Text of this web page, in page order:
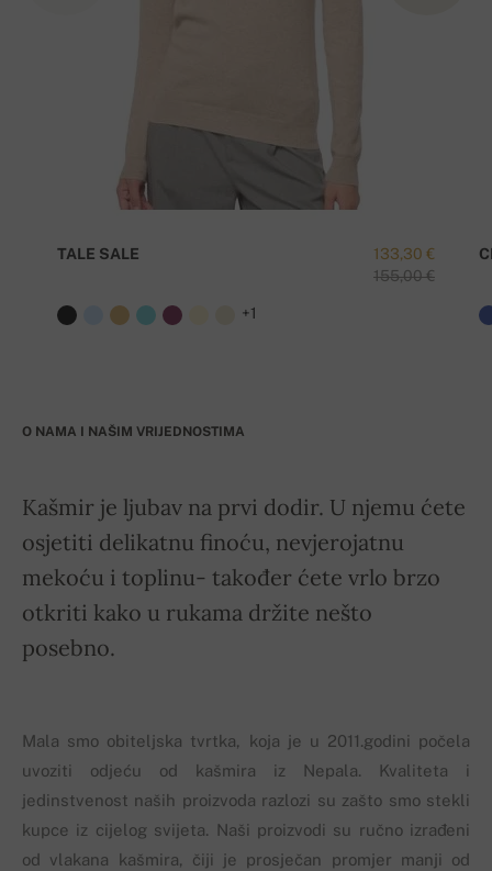
133,30 €
155,00 €
TALE SALE
+1
O NAMA I NAŠIM VRIJEDNOSTIMA
Kašmir je ljubav na prvi dodir. U njemu ćete
osjetiti delikatnu finoću, nevjerojatnu
mekoću i toplinu- također ćete vrlo brzo
otkriti kako u rukama držite nešto
posebno.
Mala smo obiteljska tvrtka, koja je u 2011.godini počela
uvoziti odjeću od kašmira iz Nepala. Kvaliteta i
jedinstvenost naših proizvoda razlozi su zašto smo stekli
kupce iz cijelog svijeta. Naši proizvodi su ručno izrađeni
od vlakana kašmira, čiji je prosječan promjer manji od